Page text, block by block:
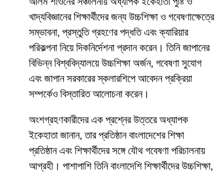
খাদ্যবিজ্ঞানের শিক্ষার্থীদের জন্য উচ্চশিক্ষা ও গবেষণাক্ষেত্রে
সম্ভাবনা, প্রস্তুতি গ্রহণের পদ্ধতি এবং ক্যারিয়ার
পরিকল্পনা নিয়ে দিকনির্দেশনা প্রদান করেন। তিনি জাপানের
বিভিন্ন বিশ্ববিদ্যালয়ে উচ্চশিক্ষা অর্জন, গবেষণা সুযোগ
এবং জাপান সরকারের স্কলারশিপে আবেদন প্রক্রিয়া
সম্পর্কেও বিস্তারিত আলোচনা করেন।
অংশগ্রহণকারীদের এক প্রশ্নের উত্তরে অধ্যাপক
ইকেহাতা জানান, তার প্রতিষ্ঠান বাংলাদেশের শিক্ষা
প্রতিষ্ঠান এবং শিক্ষার্থীদের সঙ্গে যৌথ গবেষণা পরিচালনায়
আগ্রহী। পাশাপাশি তিনি বাংলাদেশি শিক্ষার্থীদের উচ্চশিক্ষা,